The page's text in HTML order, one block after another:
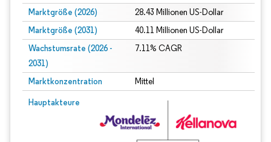
Marktgröße (2026) 28.43 Millionen US-Dollar
Marktgröße (2031) 40.11 Millionen US-Dollar
Wachstumsrate (2026 -
2031)
7.11% CAGR
Marktkonzentration Mittel
Hauptakteure
Bild © Mordor Intelligence. Wiederverwendung erfordert Namensnennung